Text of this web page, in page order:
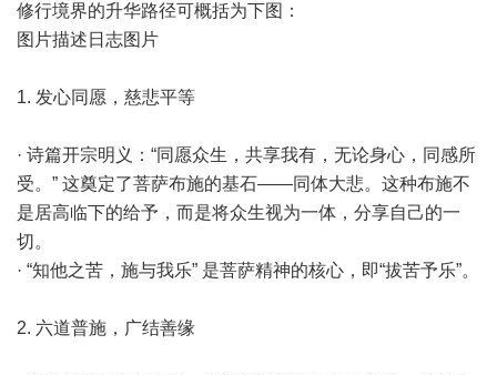
修行境界的升华路径可概括为下图：
图片描述日志图片
1. 发心同愿，慈悲平等
· 诗篇开宗明义：“同愿众生，共享我有，无论身心，同感所
受。” 这奠定了菩萨布施的基石——同体大悲。这种布施不
是居高临下的给予，而是将众生视为一体，分享自己的一
切。
· “知他之苦，施与我乐” 是菩萨精神的核心，即“拔苦予乐”。
2. 六道普施，广结善缘